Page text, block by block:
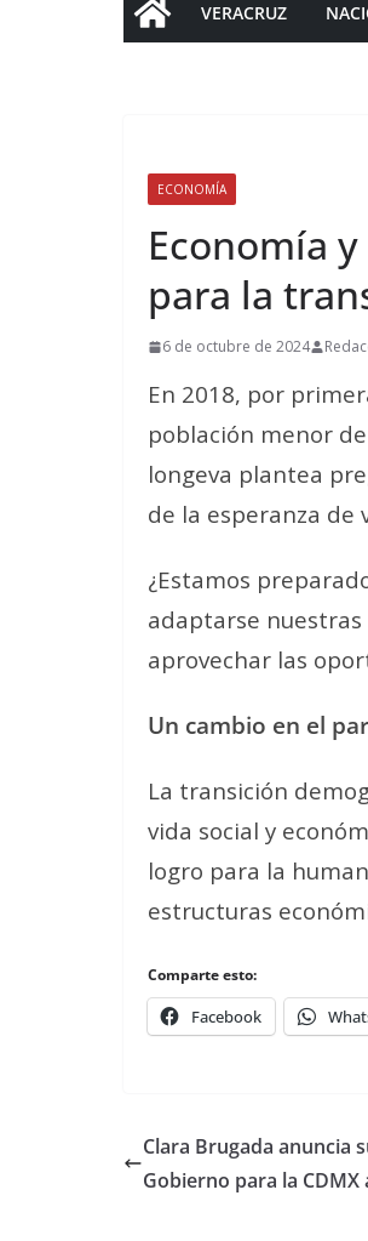
VERACRUZ
ECONOMÍA
Economía
para la
6 de octubre de 2024
En 2018, por
población menor
longeva plantea
de la esperanza de
¿Estamos
adaptarse
aprovechar las
Un cambio en el
La transición
vida social y
logro para la
estructuras
Comparte esto:
Facebook
Clara Brugada anuncia
Gobierno para la